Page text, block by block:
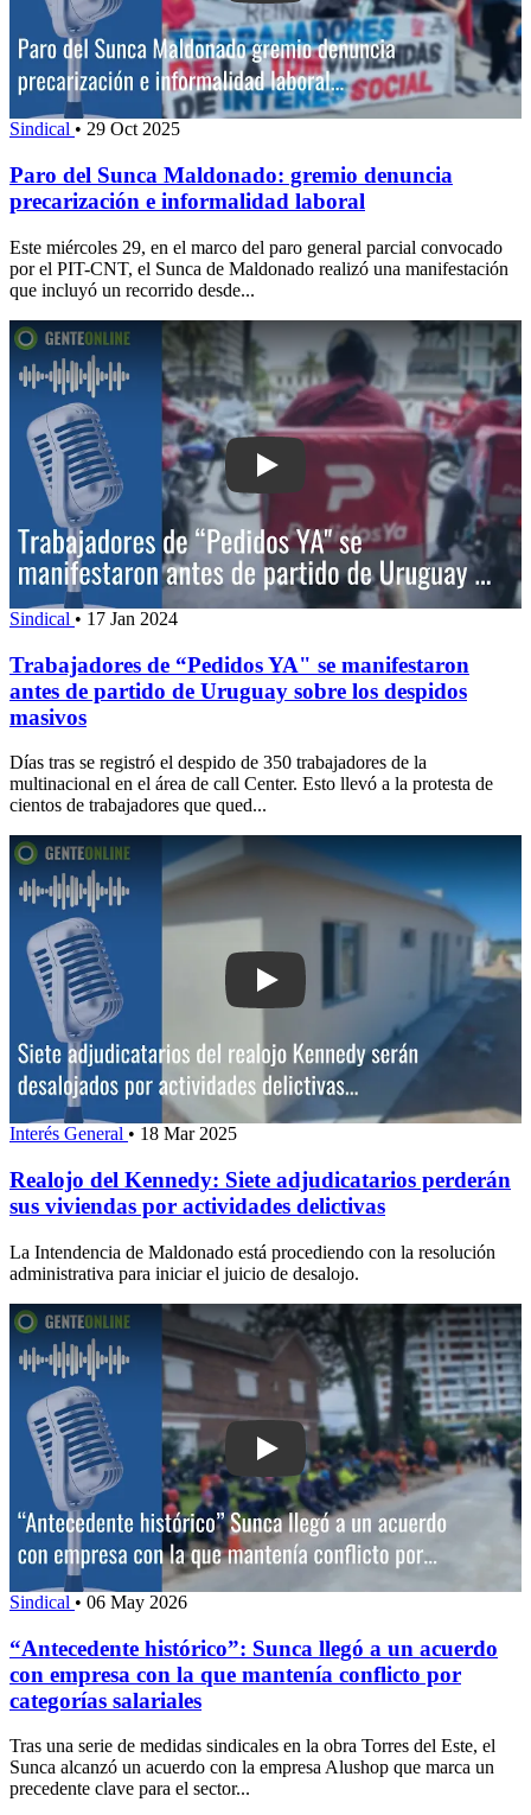
Sindical • 29 Oct 2025
Paro del Sunca Maldonado: gremio denuncia
precarización e informalidad laboral
Este miércoles 29, en el marco del paro general parcial convocado
por el PIT-CNT, el Sunca de Maldonado realizó una manifestación
que incluyó un recorrido desde...
Play: Trabajadores de “Pedidos YA"
Sindical • 17 Jan 2024
Trabajadores de “Pedidos YA" se manifestaron
antes de partido de Uruguay sobre los despidos
masivos
Días tras se registró el despido de 350 trabajadores de la
multinacional en el área de call Center. Esto llevó a la protesta de
cientos de trabajadores que qued...
Play: Realojo del Kennedy: Siete
Interés General • 18 Mar 2025
Realojo del Kennedy: Siete adjudicatarios perderán
sus viviendas por actividades delictivas
La Intendencia de Maldonado está procediendo con la resolución
administrativa para iniciar el juicio de desalojo.
Play: “Antecedente histórico”: Sunca
Sindical • 06 May 2026
“Antecedente histórico”: Sunca llegó a un acuerdo
con empresa con la que mantenía conflicto por
categorías salariales
Tras una serie de medidas sindicales en la obra Torres del Este, el
Sunca alcanzó un acuerdo con la empresa Alushop que marca un
precedente clave para el sector...